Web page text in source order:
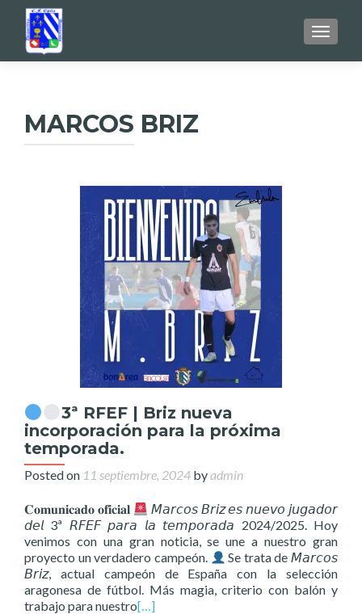
MARCOS BRIZ
3ª RFEF | Briz nueva
incorporación para la próxima
temporada.
Posted on 11 septiembre, 2024 byadmin
𝐂𝐨𝐦𝐮𝐧𝐢𝐜𝐚𝐝𝐨 𝐨𝐟𝐢𝐜𝐢𝐚𝐥
𝘔𝘢𝘳𝘤𝘰𝘴 𝘉𝘳𝘪𝘻 𝘦𝘴 𝘯𝘶𝘦𝘷𝘰 𝘫𝘶𝘨𝘢𝘥𝘰𝘳
𝘥𝘦𝘭 3ª 𝘙𝘍𝘌𝘍 𝘱𝘢𝘳𝘢 𝘭𝘢 𝘵𝘦𝘮𝘱𝘰𝘳𝘢𝘥𝘢 2024/2025. Hoy
venimos con una gran noticia, se une a nuestro gran
proyecto un verdadero campeón.
Se trata de 𝘔𝘢𝘳𝘤𝘰𝘴
𝘉𝘳𝘪𝘻, actual campeón de España con la selección
aragonesa de fútbol. Más magia, criterio con balón y
trabajo para nuestro[…]